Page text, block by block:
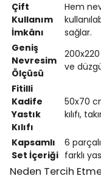
Çift
Kullanım
İmkânı
Hem
sağlar.
Geniş
Nevresim
Ölçüsü
ve
Fitilli
Kadife
Yastık
Kılıfı
50x70
kılıfı,
Kapsamlı
Set İçeriği
6
farklı
Neden Tercih